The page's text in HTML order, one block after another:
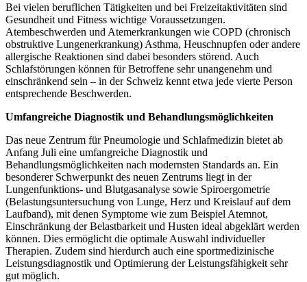
Bei vielen beruflichen Tätigkeiten und bei Freizeitaktivitäten sind
Gesundheit und Fitness wichtige Voraussetzungen.
Atembeschwerden und Atemerkrankungen wie COPD (chronisch
obstruktive Lungenerkrankung) Asthma, Heuschnupfen oder andere
allergische Reaktionen sind dabei besonders störend. Auch
Schlafstörungen können für Betroffene sehr unangenehm und
einschränkend sein – in der Schweiz kennt etwa jede vierte Person
entsprechende Beschwerden.
Umfangreiche Diagnostik und Behandlungsmöglichkeiten
Das neue Zentrum für Pneumologie und Schlafmedizin bietet ab
Anfang Juli eine umfangreiche Diagnostik und
Behandlungsmöglichkeiten nach modernsten Standards an. Ein
besonderer Schwerpunkt des neuen Zentrums liegt in der
Lungenfunktions- und Blutgasanalyse sowie Spiroergometrie
(Belastungsuntersuchung von Lunge, Herz und Kreislauf auf dem
Laufband), mit denen Symptome wie zum Beispiel Atemnot,
Einschränkung der Belastbarkeit und Husten ideal abgeklärt werden
können. Dies ermöglicht die optimale Auswahl individueller
Therapien. Zudem sind hierdurch auch eine sportmedizinische
Leistungsdiagnostik und Optimierung der Leistungsfähigkeit sehr
gut möglich.